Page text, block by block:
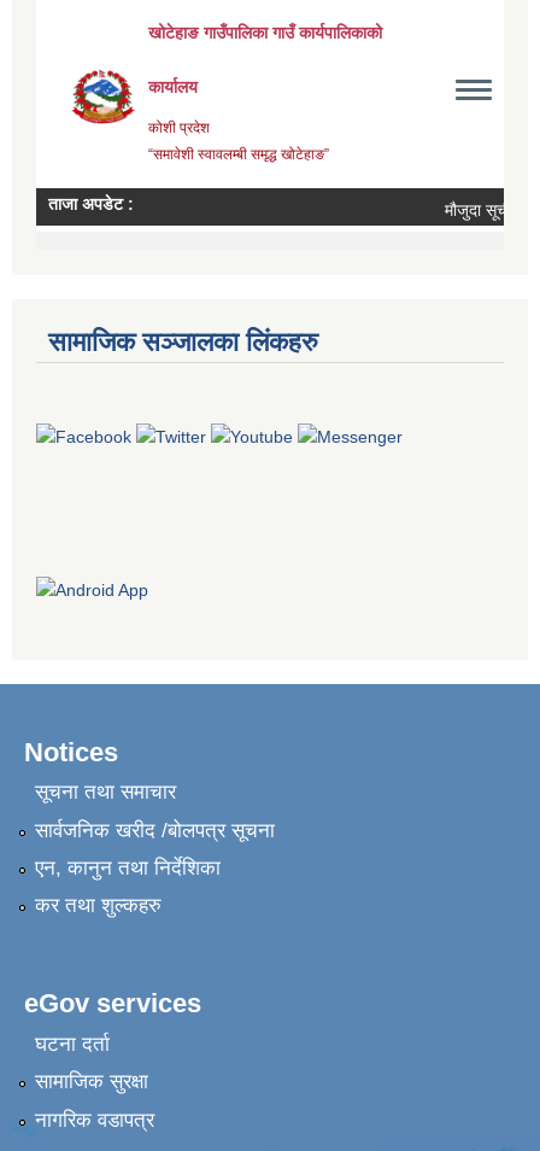
सामाजिक सञ्जालका लिंकहरु
Notices
सूचना तथा समाचार
सार्वजनिक खरीद /बोलपत्र सूचना
एन, कानुन तथा निर्देशिका
कर तथा शुल्कहरु
eGov services
घटना दर्ता
सामाजिक सुरक्षा
नागरिक वडापत्र